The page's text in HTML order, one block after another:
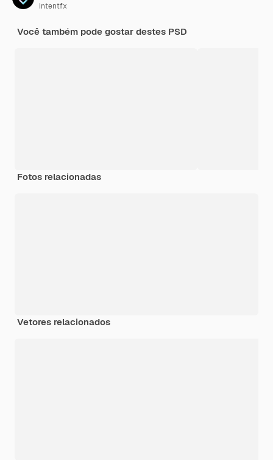
intentfx
Você também pode gostar destes PSD
Fotos relacionadas
Vetores relacionados